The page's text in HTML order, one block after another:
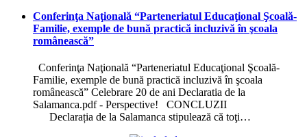
Conferinţa Naţională “Parteneriatul Educaţional Şcoală-
Familie, exemple de bună practică incluzivă în şcoala
românească”
Conferinţa Naţională “Parteneriatul Educaţional Şcoală-
Familie, exemple de bună practică incluzivă în şcoala
românească” Celebrare 20 de ani Declaratia de la
Salamanca.pdf - Perspective! CONCLUZII
Declarația de la Salamanca stipulează că toţi…